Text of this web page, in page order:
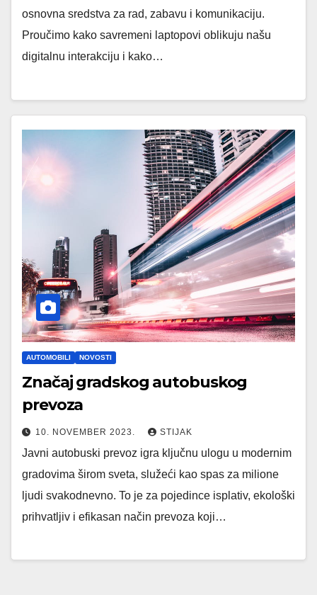
osnovna sredstva za rad, zabavu i komunikaciju.
Proučimo kako savremeni laptopovi oblikuju našu
digitalnu interakciju i kako…
AUTOMOBILI NOVOSTI
Značaj gradskog autobuskog
prevoza
10. NOVEMBER 2023. STIJAK
Javni autobuski prevoz igra ključnu ulogu u modernim
gradovima širom sveta, služeći kao spas za milione
ljudi svakodnevno. To je za pojedince isplativ, ekološki
prihvatljiv i efikasan način prevoza koji…